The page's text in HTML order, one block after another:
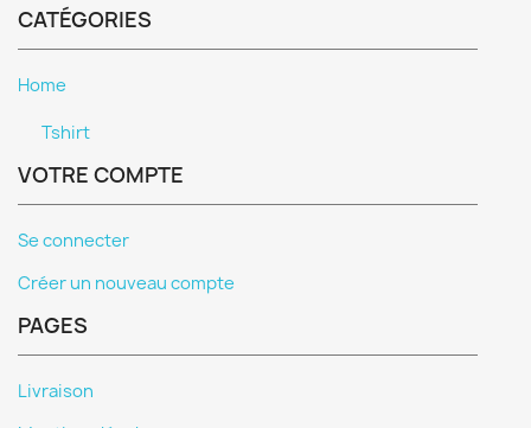
CATÉGORIES
Home
Tshirt
VOTRE COMPTE
Se connecter
Créer un nouveau compte
PAGES
Livraison